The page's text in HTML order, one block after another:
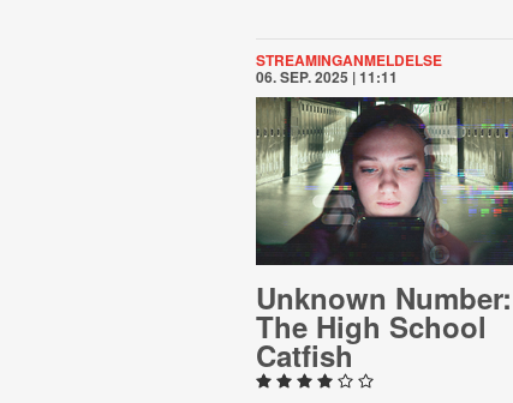
STREAMINGANMELDELSE
06. SEP. 2025 | 11:11
Unknown Number:
The High School
Catfish